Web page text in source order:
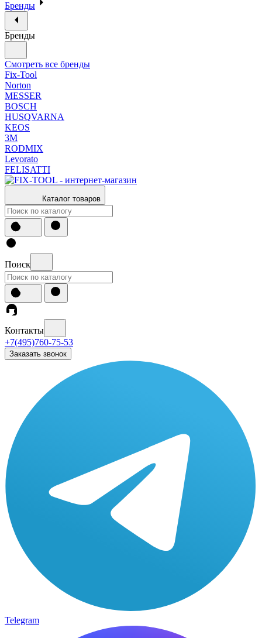
Бренды
Бренды
Смотреть все бренды
Fix-Tool
Norton
MESSER
BOSCH
HUSQVARNA
KEOS
3М
RODMIX
Levorato
FELISATTI
Каталог товаров
Поиск
Контакты
+7(495)760-75-53
Заказать звонок
Telegram